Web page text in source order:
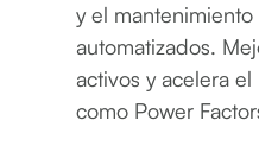
y el
automatizados.
activos y acelera
como Power